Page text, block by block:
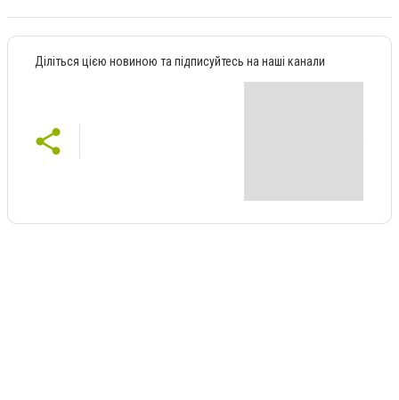
Діліться цією новиною та підписуйтесь на наші канали